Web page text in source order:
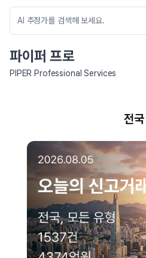
파이퍼 프로
PIPER Professional Services
네이버 지도